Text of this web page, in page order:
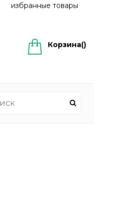
избранные товары
Корзина()